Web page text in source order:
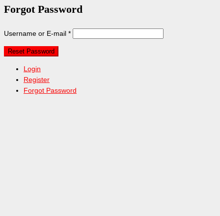
Forgot Password
Username or E-mail *
Login
Register
Forgot Password